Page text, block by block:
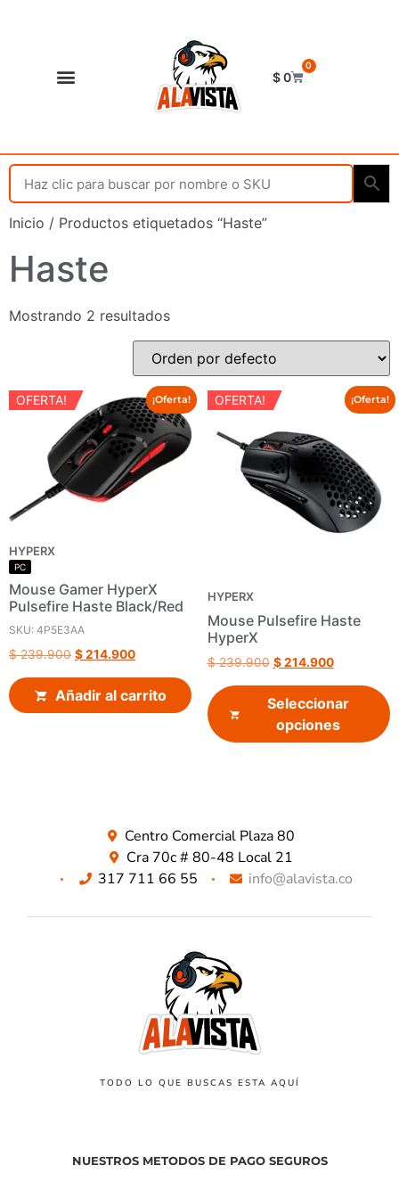
$0
0
Inicio / Productos etiquetados “Haste”
Haste
Mostrando 2 resultados
¡Oferta!
OFERTA!
HYPERX
PC
Mouse Gamer HyperX
Pulsefire Haste Black/Red
SKU: 4P5E3AA
$239.900 $214.900
Añadir al carrito
¡Oferta!
OFERTA!
HYPERX
Mouse Pulsefire Haste
HyperX
$239.900 $214.900
Seleccionar
opciones
Centro Comercial Plaza 80
Cra 70c # 80-48 Local 21
317 711 66 55
info@alavista.co
TODO LO QUE BUSCAS ESTA AQUÍ
NUESTROS METODOS DE PAGO SEGUROS